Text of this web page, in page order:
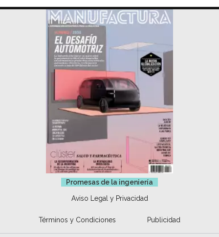
Promesas de la ingeniería
Aviso Legal y Privacidad
Términos y Condiciones Publicidad